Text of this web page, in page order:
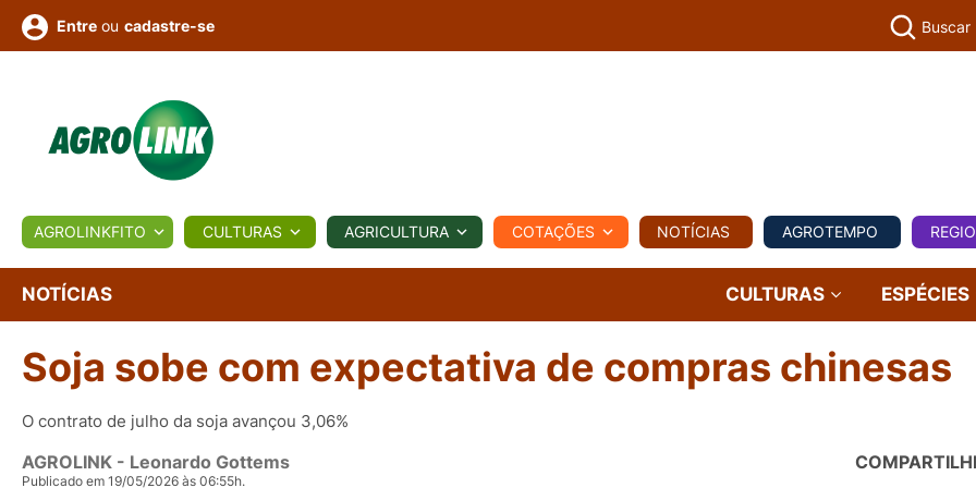
BIOLÓGICOS COTAÇÕES NOTÍCIAS AGROTEMPO REGIONAL COMERCIAL AGROVIAGENS
Conversor Colunistas Eventos
e
Vídeos
Entre ou cadastre-se Buscar
AGROLINKFITO CULTURAS AGRICULTURA COTAÇÕES NOTÍCIAS AGROTEMPO
NOTÍCIAS CULTURAS ESPÉCIES
Soja sobe com expectativa de compras chinesas
O contrato de julho da soja avançou 3,06%
AGROLINK - Leonardo Gottems
Publicado em 19/05/2026 às 06:55h.